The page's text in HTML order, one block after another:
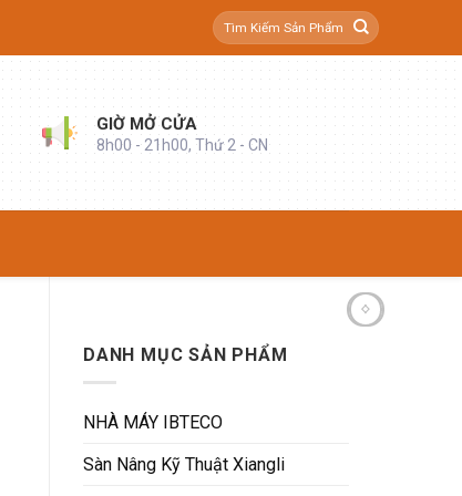
Tìm
kiếm:
GIỜ MỞ CỬA
8h00 - 21h00, Thứ 2 - CN
DANH MỤC SẢN PHẨM
NHÀ MÁY IBTECO
Sàn Nâng Kỹ Thuật Xiangli